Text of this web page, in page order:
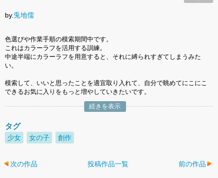
by. 兎地儒
色選びや作業手順の模索期間中です。
これはカラーラフを活用する訓練。
中途半端にカラーラフを用意すると、それに縛られすぎてしまうみた
い。
模索して、いいと思ったことを適宜取り入れて、自分で眺めてにこにこ
できるお気に入りをもっと増やしていきたいです。
続きを表示
タグ
少女 女の子 創作
次の作品 投稿作品一覧 前の作品